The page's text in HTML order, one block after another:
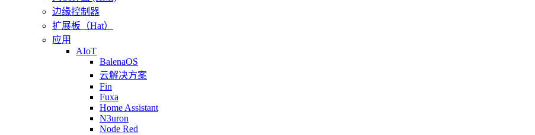
边缘控制器
扩展板（Hat）
应用
AIoT
BalenaOS
云解决方案
Fin
Fuxa
Home Assistant
N3uron
Node Red